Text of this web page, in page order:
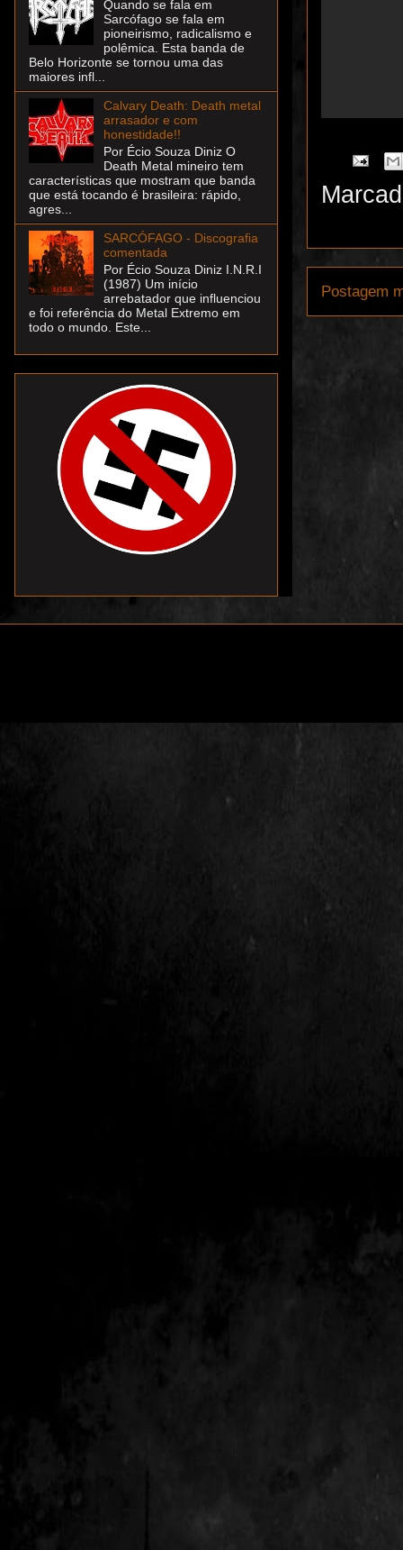
Postagem
Quando se fala em
Sarcófago se fala em
pioneirismo, radicalismo e
polêmica. Esta banda de
Belo Horizonte se tornou uma das
maiores infl...
Calvary Death: Death metal
arrasador e com
honestidade!!
Por Écio Souza Diniz O
Death Metal mineiro tem
características que mostram que banda
que está tocando é brasileira: rápido,
agres...
SARCÓFAGO - Discografia
comentada
Por Écio Souza Diniz I.N.R.I
(1987) Um início
arrebatador que influenciou
e foi referência do Metal Extremo em
todo o mundo. Este...